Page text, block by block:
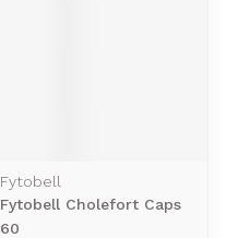
Fytobell
Fytobell Cholefort Caps
60